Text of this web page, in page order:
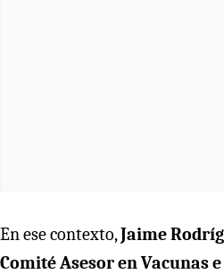
En ese contexto,Jaime
Comité Asesor en Vacunas